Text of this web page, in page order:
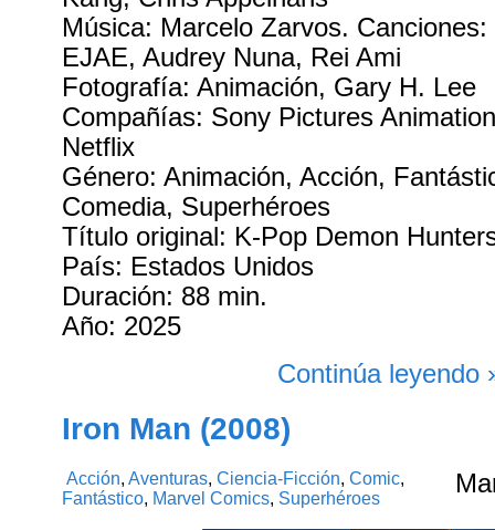
Música: Marcelo Zarvos.
EJAE, Audrey Nuna, Rei Ami
Fotografía: Animación, Gary H. Lee
Compañías: Sony Pictures
Netflix
Género: Animación, Acción,
Comedia, Superhéroes
Título original: K-Pop Demon
País: Estados Unidos
Duración: 88 min.
Año: 2025
Continúa leyendo
Iron Man (2008)
Acción,Aventuras,Ciencia-Ficción,Comic,
Fantástico, Marvel Comics, Superhéroes